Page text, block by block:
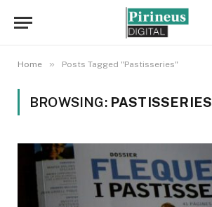
Home » Posts Tagged "Pastisseries"
BROWSING: PASTISSERIES